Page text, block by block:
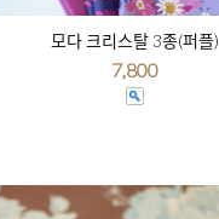
모다 크리스탈 3종(퍼플)
7,800